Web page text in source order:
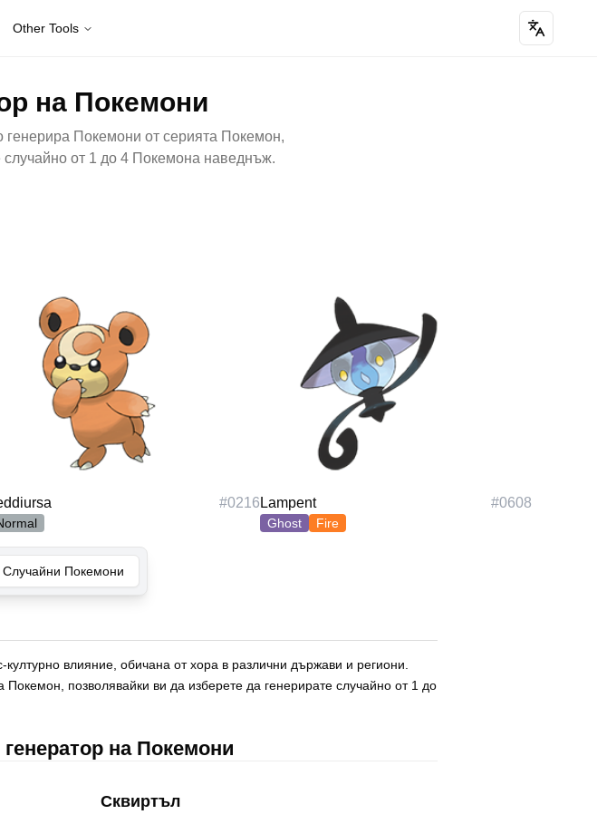
Other Tools
на Покемони
Покемони от серията Покемон,
случайно от 1 до 4 Покемона наведнъж.
#0216 Lampent #0608
Ghost Fire
Случайни Покемони
влияние, обичана от хора в различни държави и региони.
позволявайки ви да изберете да генерирате случайно от 1 до
на Покемони
Сквиртъл